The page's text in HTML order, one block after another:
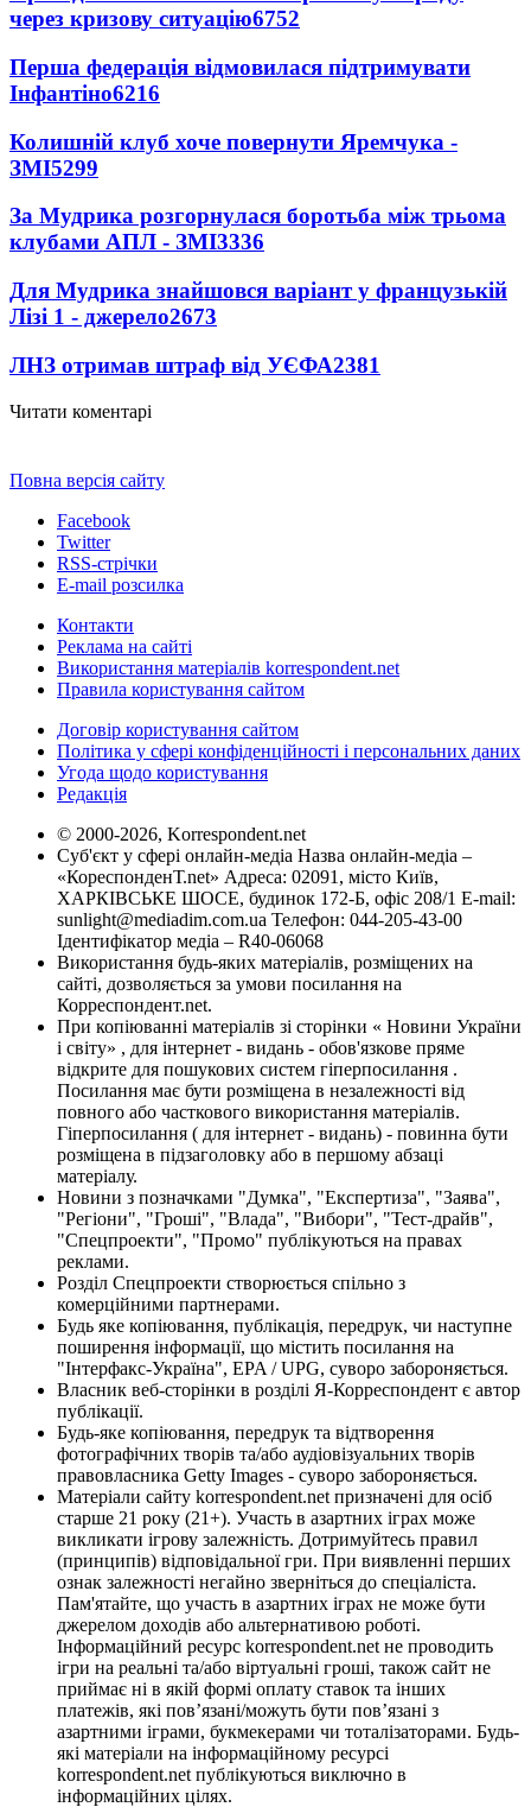
через кризову ситуацію6752
Перша федерація відмовилася підтримувати
Інфантіно6216
Колишній клуб хоче повернути Яремчука -
ЗМІ5299
За Мудрика розгорнулася боротьба між трьома
клубами АПЛ - ЗМІ3336
Для Мудрика знайшовся варіант у французькій
Лізі 1 - джерело2673
ЛНЗ отримав штраф від УЄФА2381
Читати коментарі
Повна версія сайту
Facebook
Twitter
RSS-стрічки
E-mail розсилка
Контакти
Реклама на сайті
Використання матеріалів korrespondent.net
Правила користування сайтом
Договір користування сайтом
Політика у сфері конфіденційності і персональних даних
Угода щодо користування
Редакція
© 2000-2026, Korrespondent.net
Суб'єкт у сфері онлайн-медіа Назва онлайн-медіа –
«КореспонденТ.net» Адреса: 02091, місто Київ,
ХАРКІВСЬКЕ ШОСЕ, будинок 172-Б, офіс 208/1 E-mail:
sunlight@mediadim.com.ua Телефон: 044-205-43-00
Ідентифікатор медіа – R40-06068
Використання будь-яких матеріалів, розміщених на
сайті, дозволяється за умови посилання на
Корреспондент.net.
При копіюванні матеріалів зі сторінки « Новини України
і світу» , для інтернет - видань - обов'язкове пряме
відкрите для пошукових систем гіперпосилання .
Посилання має бути розміщена в незалежності від
повного або часткового використання матеріалів.
Гіперпосилання ( для інтернет - видань) - повинна бути
розміщена в підзаголовку або в першому абзаці
матеріалу.
Новини з позначками "Думка", "Експертиза", "Заява",
"Регіони", "Гроші", "Влада", "Вибори", "Тест-драйв",
"Спецпроекти", "Промо" публікуються на правах
реклами.
Розділ Спецпроекти створюється спільно з
комерційними партнерами.
Будь яке копіювання, публікація, передрук, чи наступне
поширення інформації, що містить посилання на
"Інтерфакс-Україна", EPA / UPG, суворо забороняється.
Власник веб-сторінки в розділі Я-Корреспондент є автор
публікації.
Будь-яке копіювання, передрук та відтворення
фотографічних творів та/або аудіовізуальних творів
правовласника Getty Images - суворо забороняється.
Матеріали сайту korrespondent.net призначені для осіб
старше 21 року (21+). Участь в азартних іграх може
викликати ігрову залежність. Дотримуйтесь правил
(принципів) відповідальної гри. При виявленні перших
ознак залежності негайно зверніться до спеціаліста.
Пам'ятайте, що участь в азартних іграх не може бути
джерелом доходів або альтернативою роботі.
Інформаційний ресурс korrespondent.net не проводить
ігри на реальні та/або віртуальні гроші, також сайт не
приймає ні в якій формі оплату ставок та інших
платежів, які пов’язані/можуть бути пов’язані з
азартними іграми, букмекерами чи тоталізаторами. Будь-
які матеріали на інформаційному ресурсі
korrespondent.net публікуються виключно в
інформаційних цілях.